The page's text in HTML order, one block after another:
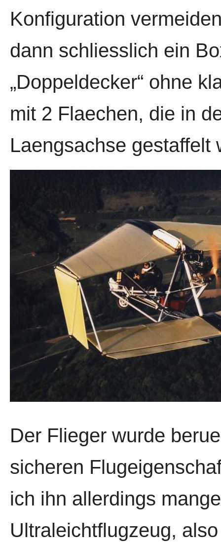
Konfiguration
dann schliesslich ein
„Doppeldecker“ ohne
mit 2 Flaechen, die in
Laengsachse gestaffelt
Der Flieger wurde
sicheren
ich ihn allerdings
Ultraleichtflugzeug,